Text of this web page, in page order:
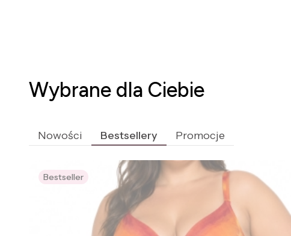
Wybrane dla Ciebie
Nowości Bestsellery Promocje
Bestseller